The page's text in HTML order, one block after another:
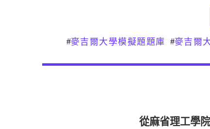
#麥吉爾大學模擬題題庫 #麥吉爾
從麻省理工學